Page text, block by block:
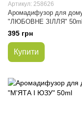
Артикул: 258626
Аромадифузор для
"ЛЮБОВНЕ ЗІЛЛЯ" 50ml
395 грн
Купити